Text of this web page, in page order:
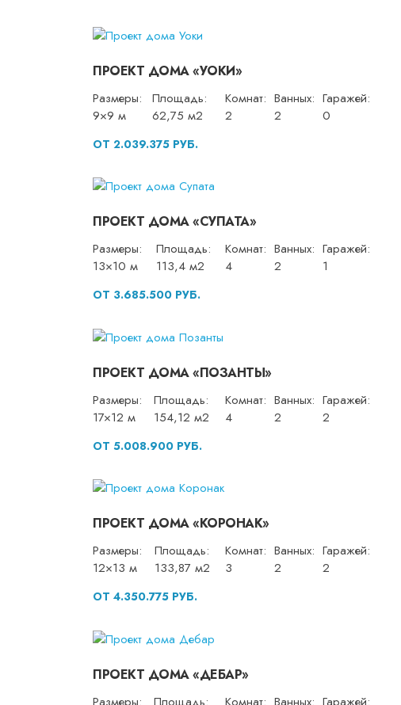
ПРОЕКТ ДОМА «УОКИ»
Размеры:
9×9 м
Площадь:
62,75 м2
Комнат:
2
Ванных:
2
Гаражей:
0
ОТ 2.039.375 РУБ.
ПРОЕКТ ДОМА «СУПАТА»
Размеры:
13×10 м
Площадь:
113,4 м2
Комнат:
4
Ванных:
2
Гаражей:
1
ОТ 3.685.500 РУБ.
ПРОЕКТ ДОМА «ПОЗАНТЫ»
Размеры:
17×12 м
Площадь:
154,12 м2
Комнат:
4
Ванных:
2
Гаражей:
2
ОТ 5.008.900 РУБ.
ПРОЕКТ ДОМА «КОРОНАК»
Размеры:
12×13 м
Площадь:
133,87 м2
Комнат:
3
Ванных:
2
Гаражей:
2
ОТ 4.350.775 РУБ.
ПРОЕКТ ДОМА «ДЕБАР»